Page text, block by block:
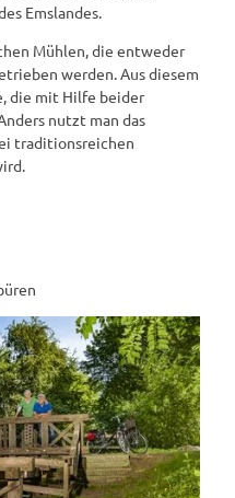
Emslandes.
Mühlen, die entweder
werden. Aus diesem
die mit Hilfe beider
nutzt man das
traditionsreichen